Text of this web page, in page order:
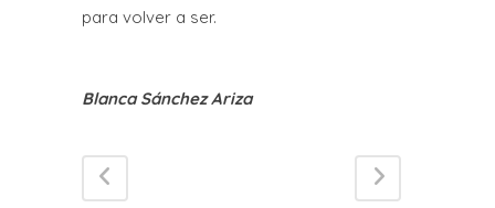
para volver a ser.
Blanca Sánchez Ariza